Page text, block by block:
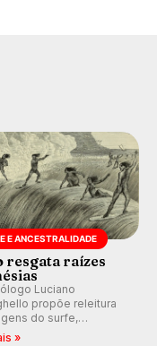
E ANCESTRALIDADE
resgata raízes
Luciano
propõe releitura
do surfe,
a cultura polinésia
»